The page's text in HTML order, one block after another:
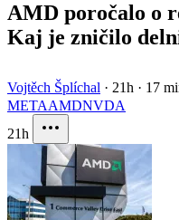
AMD poročalo o
Kaj je zničilo
Vojtěch Šplíchal · 21h · 17
METAAMDNVDA
21h